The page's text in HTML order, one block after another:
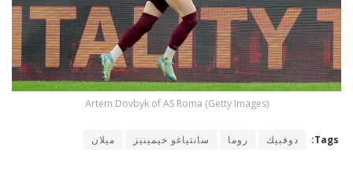
Artem Dovbyk of AS Roma (Getty Images)
Tags: دوفبيك روما سانتياغو خيمينيز ميلان